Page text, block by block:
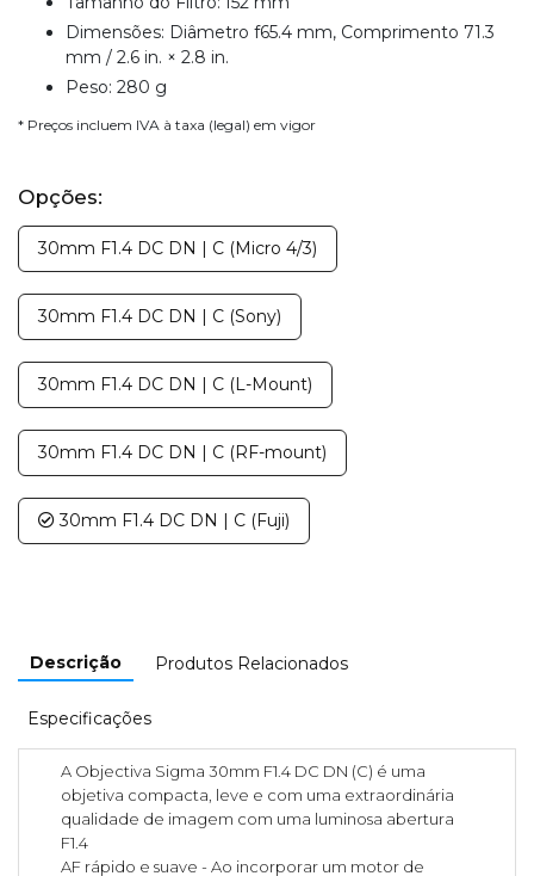
Dimensões: Diâmetro f65.4 mm, Comprimento 71.3
mm / 2.6 in. × 2.8 in.
Peso: 280 g
* Preços incluem IVA à taxa (legal) em vigor
Opções:
30mm F1.4 DC DN | C (Micro 4/3)
30mm F1.4 DC DN | C (Sony)
30mm F1.4 DC DN | C (L-Mount)
30mm F1.4 DC DN | C (RF-mount)
30mm F1.4 DC DN | C (Fuji)
Descrição Produtos Relacionados
Especificações
A Objectiva Sigma 30mm F1.4 DC DN (C) é uma
objetiva compacta, leve e com uma extraordinária
qualidade de imagem com uma luminosa abertura
F1.4
AF rápido e suave - Ao incorporar um motor de